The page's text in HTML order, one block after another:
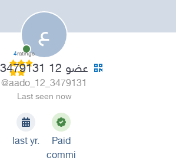
ع
4ratings
عضو 12 3479131
@aado_12_3479131
Last seen now
last yr.
Paid
commi